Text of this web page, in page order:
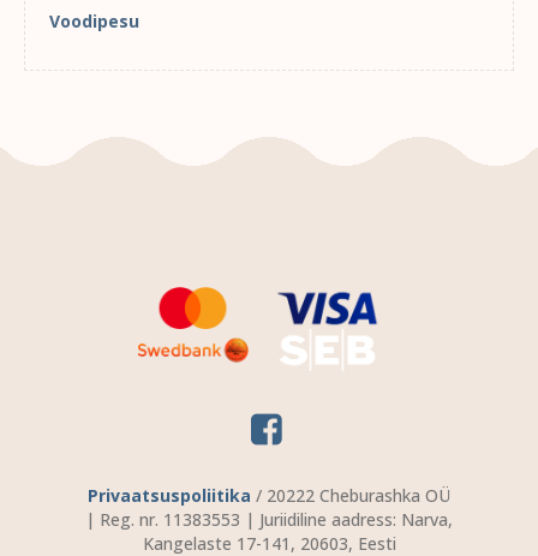
Voodipesu
Privaatsuspoliitika / 20222 Cheburashka OÜ
| Reg. nr. 11383553 | Juriidiline aadress: Narva,
Kangelaste 17-141, 20603, Eesti